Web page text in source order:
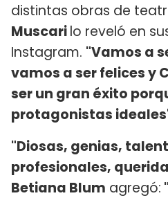
distintas obras de
Muscarilo reveló en
Instagram. "Vamos a
vamos a ser felices y
ser un gran éxito
protagonistas
"Diosas, genias,
profesionales,
Betiana Blum agregó: